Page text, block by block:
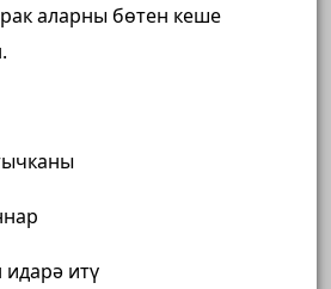
аларны бөтен кеше
итү